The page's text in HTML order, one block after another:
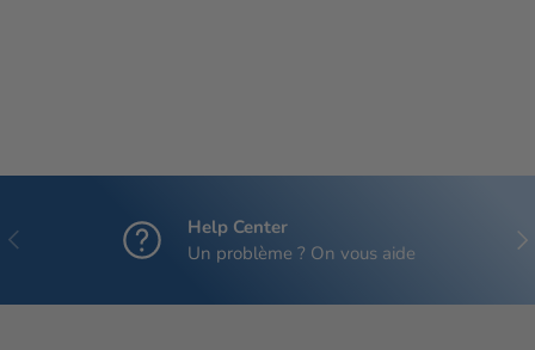
Précédent
Help Center
Un problème ? On vous aide